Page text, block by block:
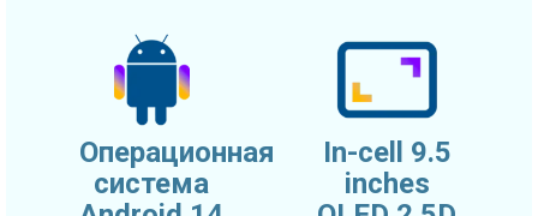
Операционная
система
In-cell 9.5
inches